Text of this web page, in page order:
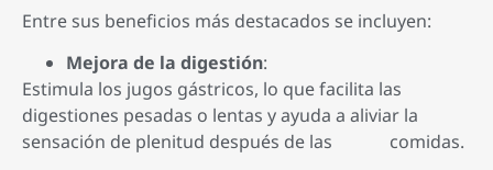
Entre sus beneficios más destacados se incluyen:
Mejora de la digestión:
Estimula los jugos gástricos, lo que facilita las
digestiones pesadas o lentas y ayuda a aliviar la
sensación de plenitud después de las comidas.